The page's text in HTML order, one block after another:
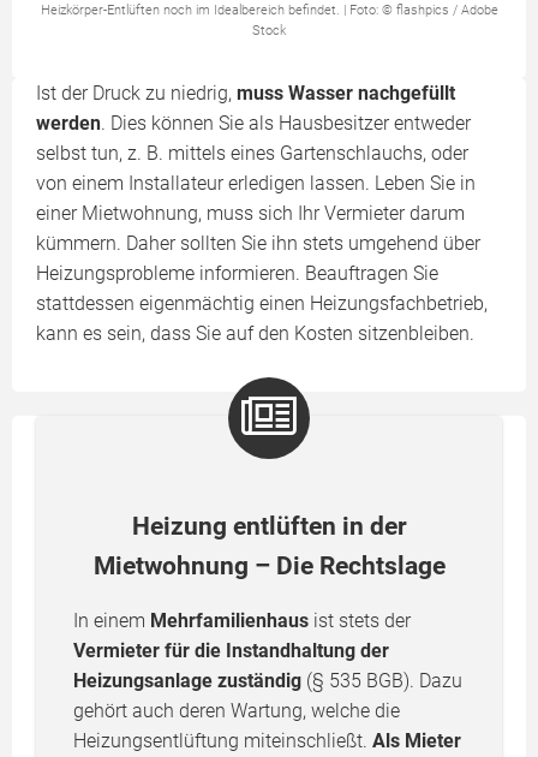
Heizkörper-Entlüften noch im Idealbereich befindet. | Foto: © flashpics / Adobe
Stock
Ist der Druck zu niedrig, muss Wasser nachgefüllt
werden. Dies können Sie als Hausbesitzer entweder
selbst tun, z. B. mittels eines Gartenschlauchs, oder
von einem Installateur erledigen lassen. Leben Sie in
einer Mietwohnung, muss sich Ihr Vermieter darum
kümmern. Daher sollten Sie ihn stets umgehend über
Heizungsprobleme informieren. Beauftragen Sie
stattdessen eigenmächtig einen Heizungsfachbetrieb,
kann es sein, dass Sie auf den Kosten sitzenbleiben.
Heizung entlüften in der
Mietwohnung – Die Rechtslage
In einem Mehrfamilienhaus ist stets der
Vermieter für die Instandhaltung der
Heizungsanlage zuständig (§ 535 BGB). Dazu
gehört auch deren Wartung, welche die
Heizungsentlüftung miteinschließt. Als Mieter